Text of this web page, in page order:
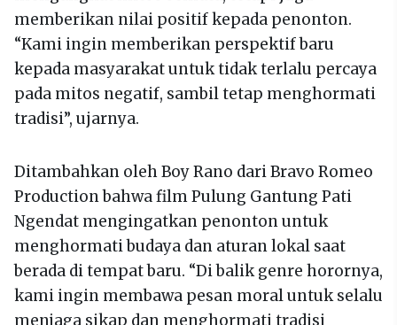
memberikan nilai positif kepada penonton.
“Kami ingin memberikan perspektif baru
kepada masyarakat untuk tidak terlalu percaya
pada mitos negatif, sambil tetap menghormati
tradisi”, ujarnya.
Ditambahkan oleh Boy Rano dari Bravo Romeo
Production bahwa film Pulung Gantung Pati
Ngendat mengingatkan penonton untuk
menghormati budaya dan aturan lokal saat
berada di tempat baru. “Di balik genre horornya,
kami ingin membawa pesan moral untuk selalu
menjaga sikap dan menghormati tradisi